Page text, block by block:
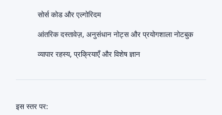
सोर्स कोड और एल्गोरिदम
आंतरिक दस्तावेज़, अनुसंधान नोट्स और प्रयोगशाला नोटबुक
व्यापार रहस्य, प्रक्रियाएँ और विशेष ज्ञान
इस स्तर पर: